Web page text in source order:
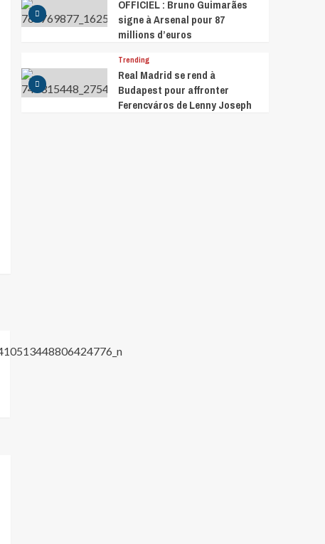
OFFICIEL : Bruno Guimarães
signe à Arsenal pour 87
millions d’euros
Trending
Real Madrid se rend à
Budapest pour affronter
Ferencváros de Lenny Joseph